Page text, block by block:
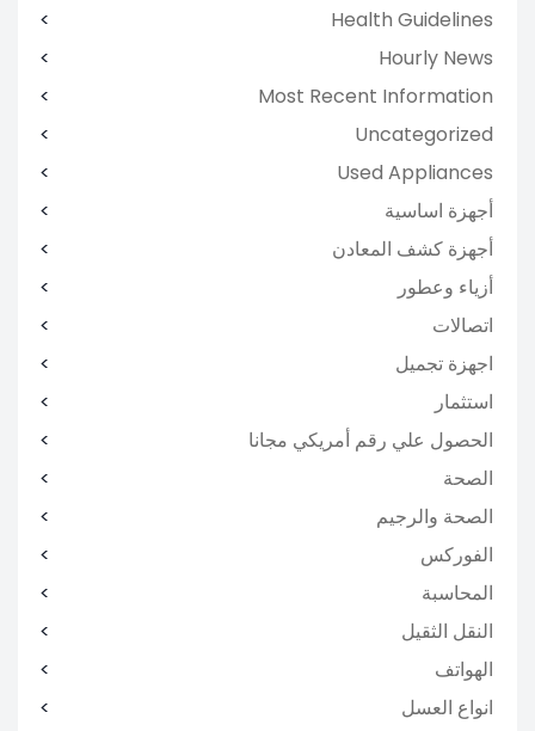
Health Guidelines
Hourly News
Most Recent Information
Uncategorized
Used Appliances
أجهزة اساسية
أجهزة كشف المعادن
أزياء وعطور
اتصالات
اجهزة تجميل
استثمار
الحصول علي رقم أمريكي مجانا
الصحة
الصحة والرجيم
الفوركس
المحاسبة
النقل الثقيل
الهواتف
انواع العسل